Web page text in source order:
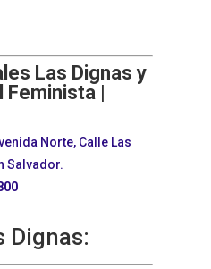
Las Dignas y
Feminista |
Norte, Calle Las
Salvador.
Dignas: